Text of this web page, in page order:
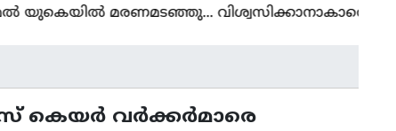
മരണമടഞ്ഞു... വിശ്വസിക്കാനാകാതെ യുകെ
കെയര്‍ വര്‍ക്കര്‍മാരെ